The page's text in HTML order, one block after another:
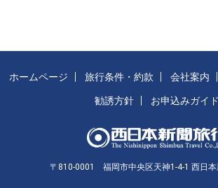
ホームページ 旅行条件・約款 会社案内
勧誘方針 お申込みガイド
〒810-0001 福岡市中央区天神1-4-1 西日本